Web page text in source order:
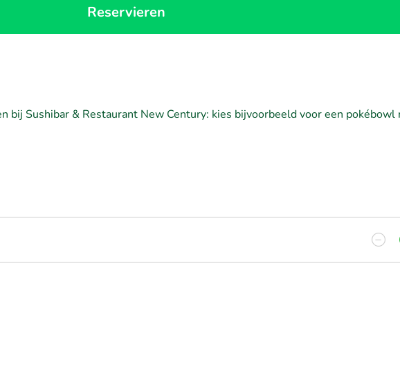
Reservieren
bij Sushibar & Restaurant New Century: kies bijvoorbeeld voor een pokébowl